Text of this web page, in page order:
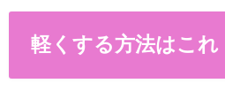
軽くする方法はこれ